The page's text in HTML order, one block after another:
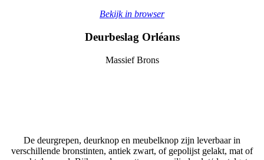
Bekijk in browser
Deurbeslag Orléans
Massief Brons
De deurgrepen, deurknop en meubelknop zijn leverbaar in
verschillende bronstinten, antiek zwart, of gepolijst gelakt, mat of